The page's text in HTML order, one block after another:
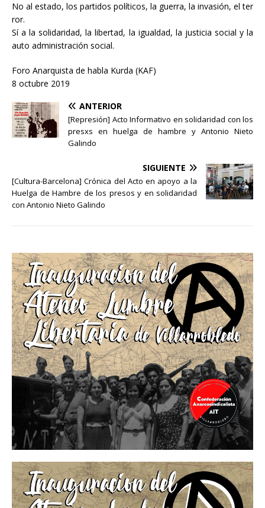
No al estado, los partidos políticos, la guerra, la invasión, el ter
ror.
Sí a la solidaridad, la libertad, la igualdad, la justicia social y la
auto administración social.
Foro Anarquista de habla Kurda (KAF)
8 octubre 2019
ANTERIOR
[Represión] Acto Informativo en solidaridad con los
presxs en huelga de hambre y Antonio Nieto
Galindo
SIGUIENTE
[Cultura-Barcelona] Crónica del Acto en apoyo a la
Huelga de Hambre de los presos y en solidaridad
con Antonio Nieto Galindo